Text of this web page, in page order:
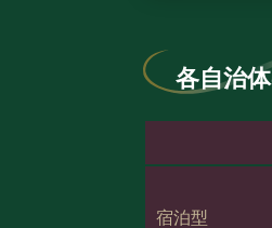
各自治
宿泊型